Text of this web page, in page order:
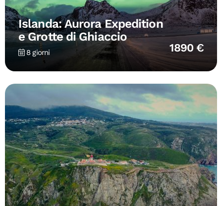
Islanda: Aurora Expedition
e Grotte di Ghiaccio
8 giorni 1890 €